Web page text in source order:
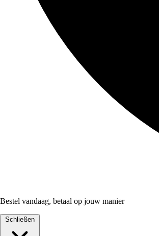
Bestel vandaag, betaal op jouw manier
Schließen